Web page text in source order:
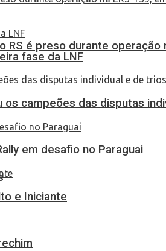
é preso durante operação
fase da LNF
campeões das disputas
em desafio no Paraguai
e Iniciante